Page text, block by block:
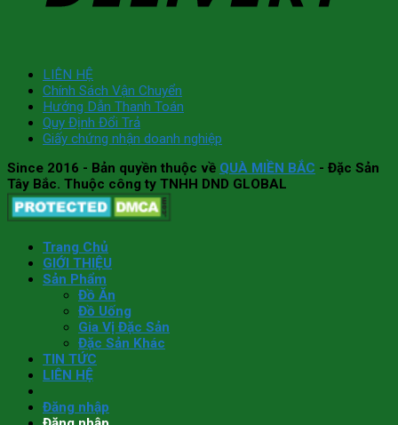
LIÊN HỆ
Chính Sách Vận Chuyển
Hướng Dẫn Thanh Toán
Quy Định Đổi Trả
Giấy chứng nhận doanh nghiệp
Since 2016 - Bản quyền thuộc về QUÀ MIỀN BẮC - Đặc Sản
Tây Bắc. Thuộc công ty TNHH DND GLOBAL
Trang Chủ
GIỚI THIỆU
Sản Phẩm
Đồ Ăn
Đồ Uống
Gia Vị Đặc Sản
Đặc Sản Khác
TIN TỨC
LIÊN HỆ
Đăng nhập